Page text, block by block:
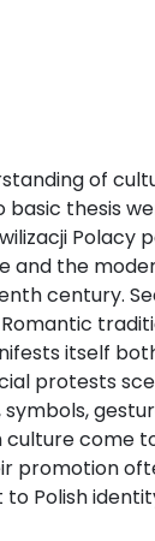
of
basic thesis
Polacy
and the
century.
itself
protests
culture come
promotion
Polish